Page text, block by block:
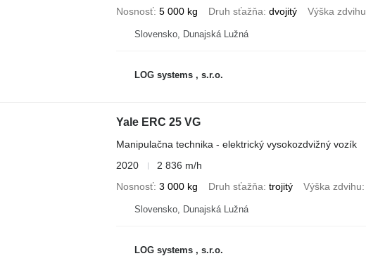
Nosnosť 5 000 kg Druh sťažňa dvojitý Výška zdvihu
Slovensko, Dunajská Lužná
LOG systems , s.r.o.
Yale ERC 25 VG
Manipulačna technika - elektrický vysokozdvižný vozík
2020
2 836 m/h
Nosnosť 3 000 kg Druh sťažňa trojitý Výška zdvihu
Slovensko, Dunajská Lužná
LOG systems , s.r.o.